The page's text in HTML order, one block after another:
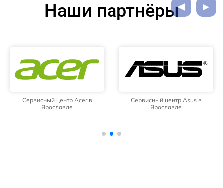
Наши партнёры
Сервисный центр Acer в
Ярославле
Сервисный центр Asus в
Ярославле